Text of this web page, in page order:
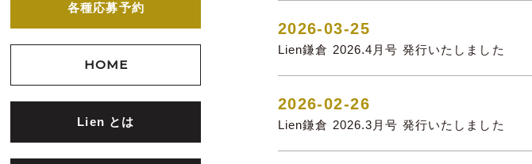
各種応募予約
HOME
Lien とは
2026-03-25
Lien鎌倉 2026.4月号 発行いたしました
2026-02-26
Lien鎌倉 2026.3月号 発行いたしました